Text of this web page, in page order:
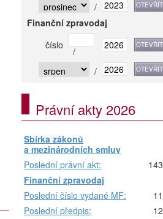
/
Finanční zpravodaj
číslo
/
/
Právní akty 2026
Sbírka zákonů
a mezinárodních smluv
Poslední právní akt:
143
Finanční zpravodaj
Poslední číslo vydané MF:
11
Poslední předpis:
12